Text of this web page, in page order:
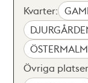
Kvarter:
ÖSTERMALM
Övriga